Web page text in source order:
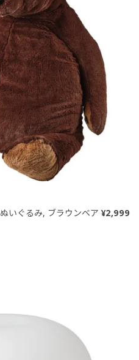
ぬいぐるみ, ブラウンベア ¥2,999